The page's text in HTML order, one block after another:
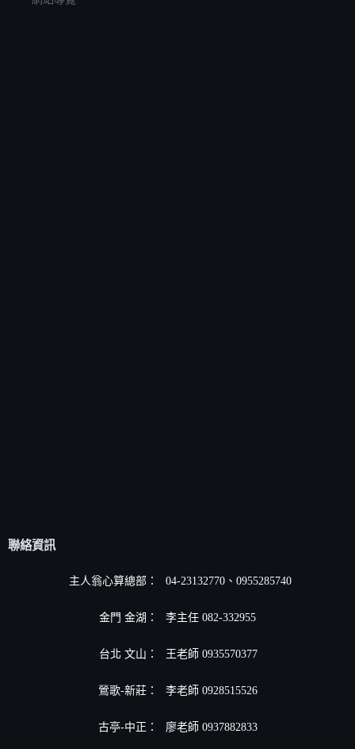
聯絡資訊
主人翁心算總部： 04-23132770、0955285740
金門 金湖： 李主任 082-332955
台北 文山： 王老師 0935570377
鶯歌-新莊： 李老師 0928515526
古亭-中正： 廖老師 0937882833